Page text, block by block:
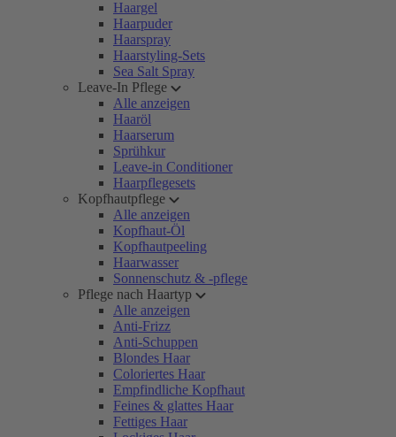
Haargel
Haarpuder
Haarspray
Haarstyling-Sets
Sea Salt Spray
Leave-In Pflege
Alle anzeigen
Haaröl
Haarserum
Sprühkur
Leave-in Conditioner
Haarpflegesets
Kopfhautpflege
Alle anzeigen
Kopfhaut-Öl
Kopfhautpeeling
Haarwasser
Sonnenschutz & -pflege
Pflege nach Haartyp
Alle anzeigen
Anti-Frizz
Anti-Schuppen
Blondes Haar
Coloriertes Haar
Empfindliche Kopfhaut
Feines & glattes Haar
Fettiges Haar